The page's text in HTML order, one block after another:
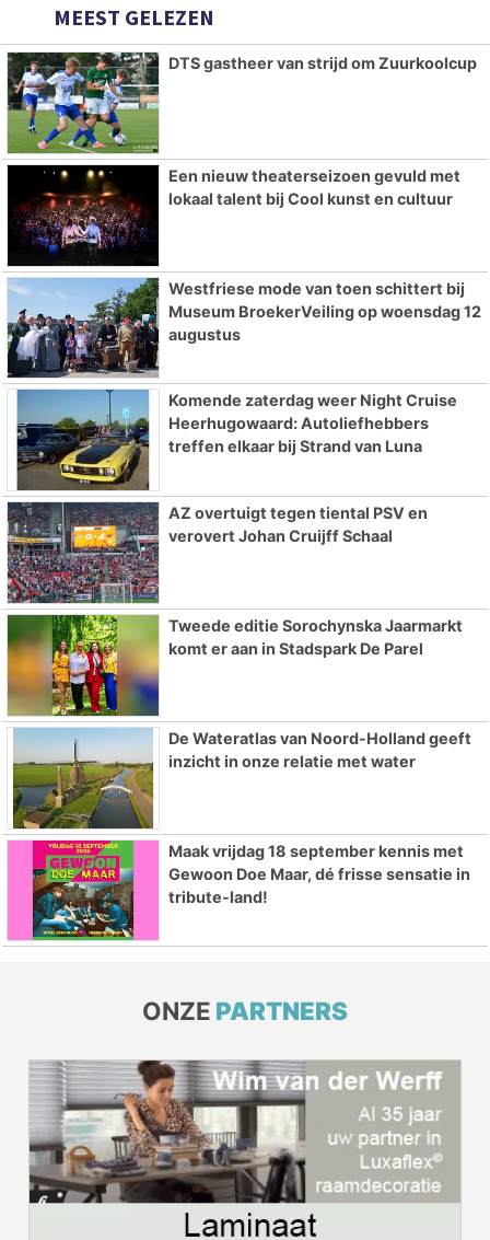
MEEST GELEZEN
DTS gastheer van strijd om Zuurkoolcup
Een nieuw theaterseizoen gevuld met
lokaal talent bij Cool kunst en cultuur
Westfriese mode van toen schittert bij
Museum BroekerVeiling op woensdag 12
augustus
Komende zaterdag weer Night Cruise
Heerhugowaard: Autoliefhebbers
treffen elkaar bij Strand van Luna
AZ overtuigt tegen tiental PSV en
verovert Johan Cruijff Schaal
Tweede editie Sorochynska Jaarmarkt
komt er aan in Stadspark De Parel
De Wateratlas van Noord-Holland geeft
inzicht in onze relatie met water
Maak vrijdag 18 september kennis met
Gewoon Doe Maar, dé frisse sensatie in
tribute-land!
ONZE PARTNERS